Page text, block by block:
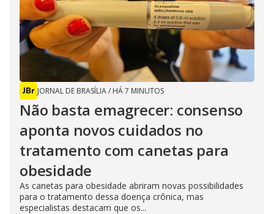
JORNAL DE BRASÍLIA/ HÁ 7 MINUTOS
Não basta emagrecer: consenso
aponta novos cuidados no
tratamento com canetas para
obesidade
As canetas para obesidade abriram novas possibilidades
para o tratamento dessa doença crônica, mas
especialistas destacam que os...